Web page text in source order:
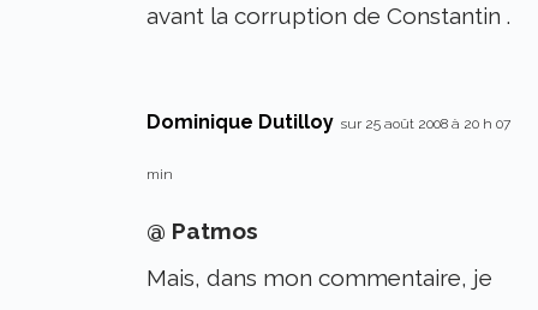
avant la corruption de Constantin .
Dominique Dutilloy sur 25 août 2008 à 20 h 07
min
@ Patmos
Mais, dans mon commentaire, je